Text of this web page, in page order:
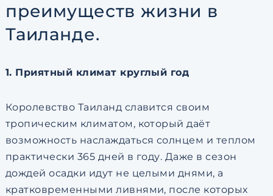
преимуществ жизни в
Таиланде.
1. Приятный климат круглый год
Королевство Таиланд славится своим
тропическим климатом, который даёт
возможность наслаждаться солнцем и теплом
практически 365 дней в году. Даже в сезон
дождей осадки идут не целыми днями, а
кратковременными ливнями, после которых